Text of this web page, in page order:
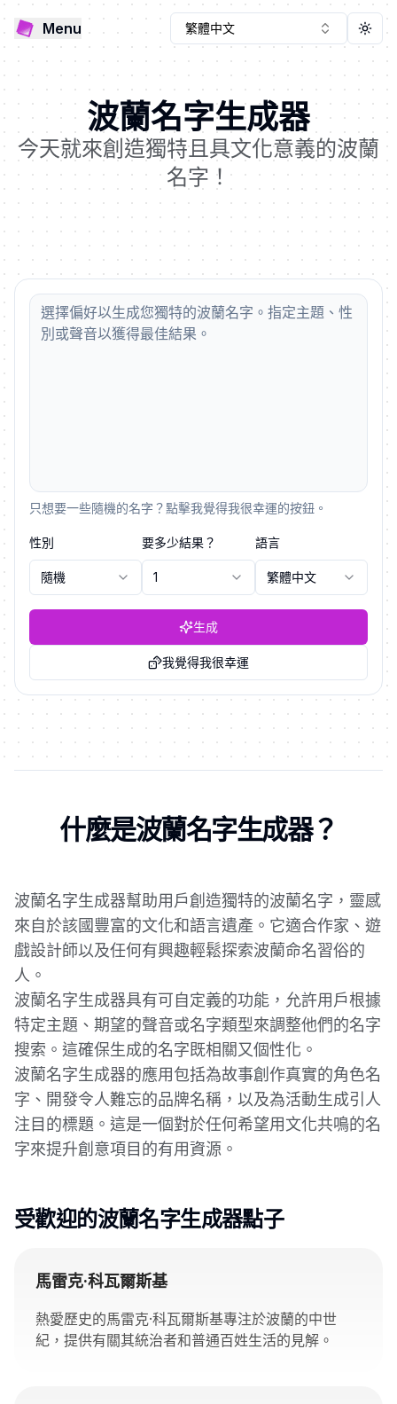
Menu 繁體中文
波蘭名字生成器
今天就來創造獨特且具文化意義的波蘭
名字！
只想要一些隨機的名字？點擊我覺得我很幸運的按鈕。
性別
隨機
要多少結果？
1
語言
繁體中文
生成
我覺得我很幸運
什麼是波蘭名字生成器？
波蘭名字生成器幫助用戶創造獨特的波蘭名字，靈感
來自於該國豐富的文化和語言遺產。它適合作家、遊
戲設計師以及任何有興趣輕鬆探索波蘭命名習俗的
人。
波蘭名字生成器具有可自定義的功能，允許用戶根據
特定主題、期望的聲音或名字類型來調整他們的名字
搜索。這確保生成的名字既相關又個性化。
波蘭名字生成器的應用包括為故事創作真實的角色名
字、開發令人難忘的品牌名稱，以及為活動生成引人
注目的標題。這是一個對於任何希望用文化共鳴的名
字來提升創意項目的有用資源。
受歡迎的波蘭名字生成器點子
馬雷克·科瓦爾斯基
熱愛歷史的馬雷克·科瓦爾斯基專注於波蘭的中世
紀，提供有關其統治者和普通百姓生活的見解。